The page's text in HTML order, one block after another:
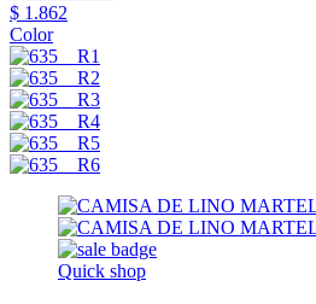
$ 1.862
Color
Quick shop